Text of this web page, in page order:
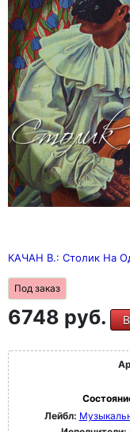
КАЧАН В.: Столик На
Под заказ
6748 руб.
Лейбл: